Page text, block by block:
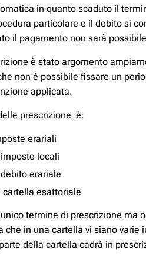
in quanto scaduto il
particolare e il debito si
il pagamento non sarà
è stato argomento
non è possibile fissare un
applicata.
prescrizione è:
erariali
locali
erariale
esattoriale
termine di prescrizione ma
che in una cartella vi siano
della cartella cadrà in